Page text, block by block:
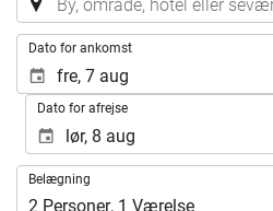
Dato for ankomst
Dato for afrejse
Belægning
Belægning
2 Personer, 1 Værelse